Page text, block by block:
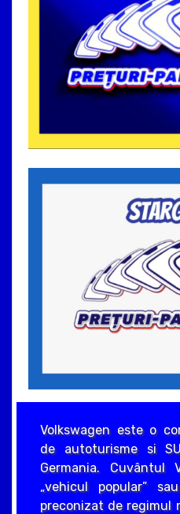
Volkswagen este o
de autoturisme si
Germania. Cuvântul
„vehicul popular”
preconizat de regimul